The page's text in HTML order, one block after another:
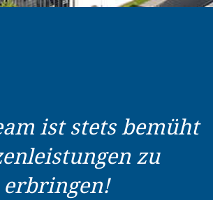
ist stets bemüht
zu
erbringen!